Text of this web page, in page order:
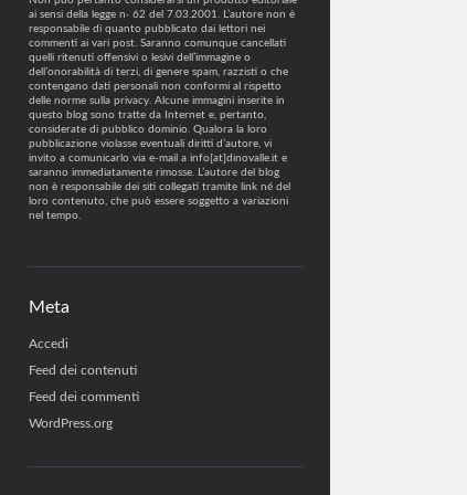
ai sensi della legge n· 62 del 7.03.2001. L’autore non è
responsabile di quanto pubblicato dai lettori nei
commenti ai vari post. Saranno comunque cancellati
quelli ritenuti offensivi o lesivi dell’immagine o
dell’onorabilità di terzi, di genere spam, razzisti o che
contengano dati personali non conformi al rispetto
delle norme sulla privacy. Alcune immagini inserite in
questo blog sono tratte da Internet e, pertanto,
considerate di pubblico dominio. Qualora la loro
pubblicazione violasse eventuali diritti d’autore, vi
invito a comunicarlo via e-mail a info[at]dinovalle.it e
saranno immediatamente rimosse. L’autore del blog
non è responsabile dei siti collegati tramite link né del
loro contenuto, che può essere soggetto a variazioni
nel tempo.
Meta
Accedi
Feed dei contenuti
Feed dei commenti
WordPress.org